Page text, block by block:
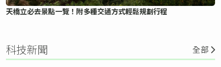
天橋立必去景點一覽！附多種交通方式輕鬆規劃行程
科技新聞 全部